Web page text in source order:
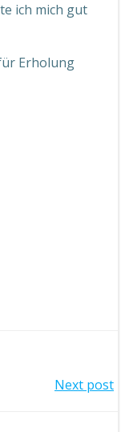
ich mich gut
Erholung
Next post